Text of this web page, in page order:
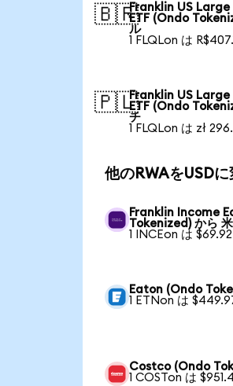
🇧🇷Franklin US
ETF (Ondo
ル
1 FLQLon は
🇵🇱Franklin US
ETF (Ondo
チ
1 FLQLon は zł
他のRWAをUSDに
Franklin Income
Tokenized) から
1 INCEon は
Eaton (Ondo
1 ETNon は
Costco (Ondo
1 COSTon は